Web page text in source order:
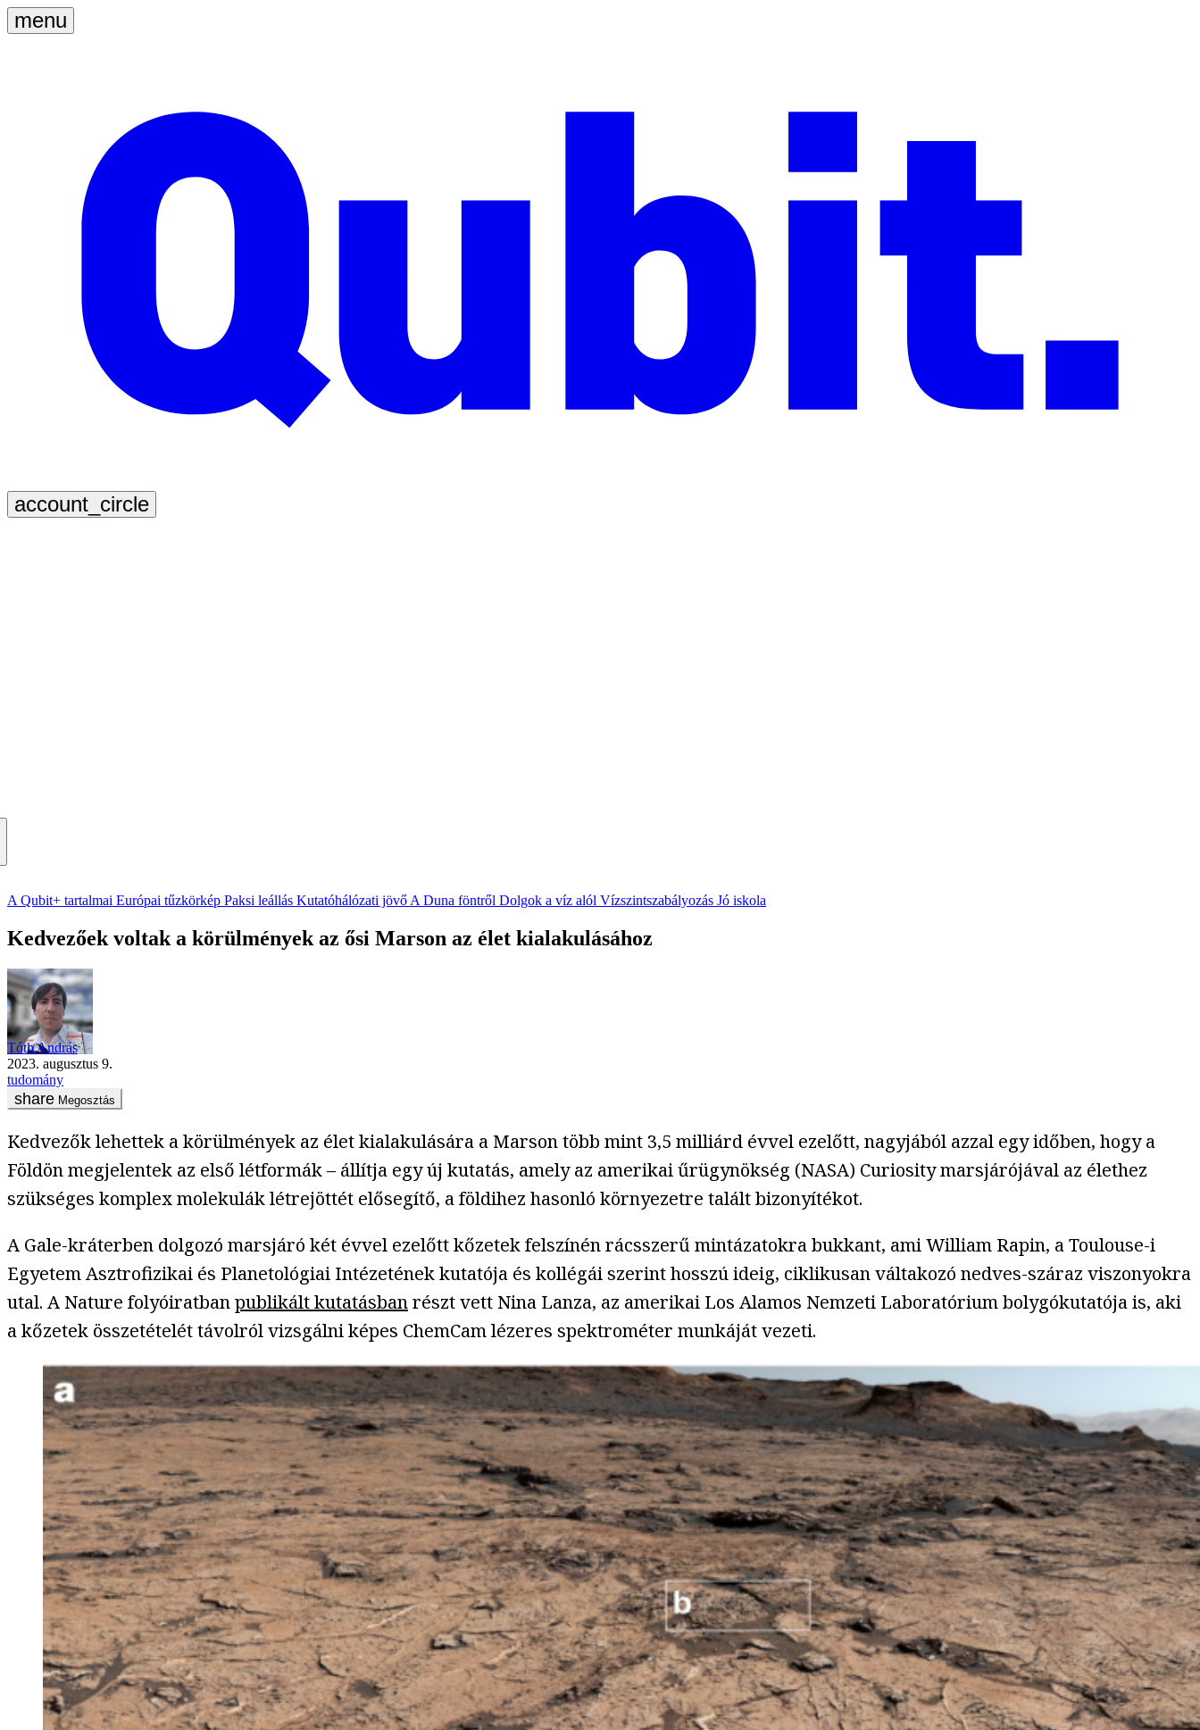
A Qubit+ tartalmai Európai tűzkörkép Paksi leállás Kutatóhálózati jövő A Duna föntről Dolgok a víz alól Vízszintszabályozás Jó iskola
Kedvezőek voltak a körülmények az ősi Marson az élet kialakulásához
Tóth András
2023. augusztus 9.
tudomány
Megosztás
Kedvezők lehettek a körülmények az élet kialakulására a Marson több mint 3,5 milliárd évvel ezelőtt, nagyjából azzal egy időben, hogy a
Földön megjelentek az első létformák – állítja egy új kutatás, amely az amerikai űrügynökség (NASA) Curiosity marsjárójával az élethez
szükséges komplex molekulák létrejöttét elősegítő, a földihez hasonló környezetre talált bizonyítékot.
A Gale-kráterben dolgozó marsjáró két évvel ezelőtt kőzetek felszínén rácsszerű mintázatokra bukkant, ami William Rapin, a Toulouse-i
Egyetem Asztrofizikai és Planetológiai Intézetének kutatója és kollégái szerint hosszú ideig, ciklikusan váltakozó nedves-száraz viszonyokra
utal. A Nature folyóiratbanpublikált kutatásbanrészt vett Nina Lanza, az amerikai Los Alamos Nemzeti Laboratórium bolygókutatója is, aki
a kőzetek összetételét távolról vizsgálni képes ChemCam lézeres spektrométer munkáját vezeti.